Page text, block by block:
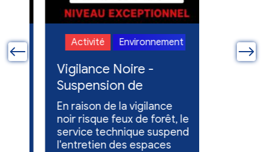
scolarité Activité Environnement
Vigilance Noire -
Suspension de
l'entretien des
espaces verts
En raison de la vigilance
noir risque feux de forêt, le
service technique suspend
l'entretien des espaces
Activité
Feux